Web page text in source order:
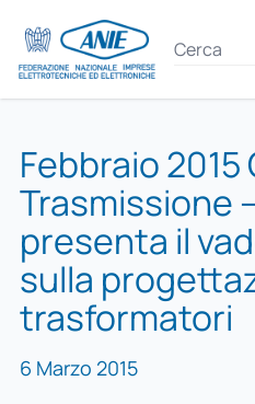
Febbraio 2015
Trasmissione
presenta il
sulla
trasformatori
6 Marzo 2015